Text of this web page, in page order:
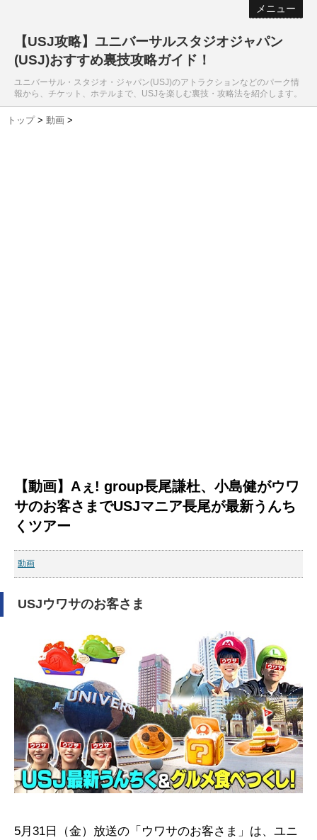
メニュー
【USJ攻略】ユニバーサルスタジオジャパン
(USJ)おすすめ裏技攻略ガイド！
ユニバーサル・スタジオ・ジャパン(USJ)のアトラクションなどのパーク情
報から、チケット、ホテルまで、USJを楽しむ裏技・攻略法を紹介します。
トップ > 動画 >
【動画】Aぇ! group長尾謙杜、小島健がウワ
サのお客さまでUSJマニア長尾が最新うんち
くツアー
動画
USJウワサのお客さま
5月31日（金）放送の「ウワサのお客さま」は、ユニ